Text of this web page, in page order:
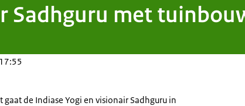
Sadhguru met
de Indiase Yogi en visionair Sadhguru in